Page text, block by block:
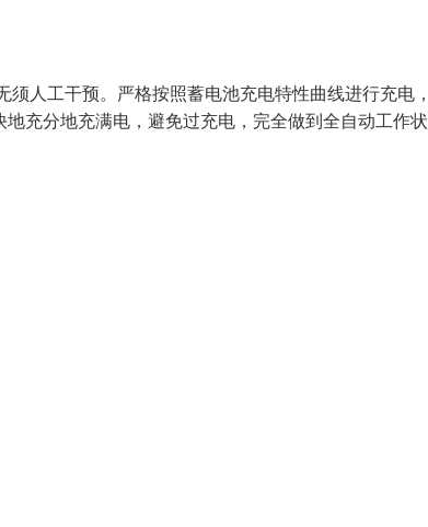
人工干预。严格按照蓄电池充电特性曲线进行充电
充分地充满电，避免过充电，完全做到全自动工作